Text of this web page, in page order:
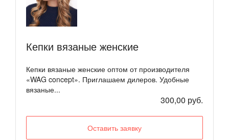
Кепки вязаные женские
Кепки вязаные женские оптом от производителя
«WAG concept». Приглашаем дилеров. Удобные
вязаные...
300,00 руб.
Оставить заявку